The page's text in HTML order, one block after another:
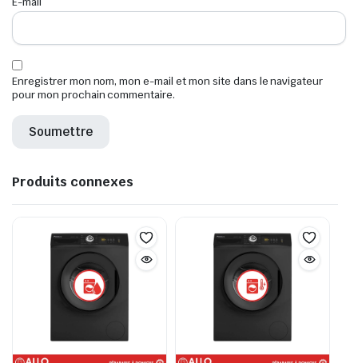
Enregistrer mon nom, mon e-mail et mon site dans le navigateur
pour mon prochain commentaire.
Produits connexes